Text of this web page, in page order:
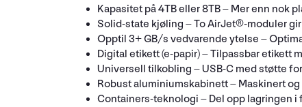
Kapasitet på 4TB eller 8TB – Mer enn nok
Solid-state kjøling – To AirJet®-moduler
Opptil 3+ GB/s vedvarende ytelse –
Digital etikett (e-papir) – Tilpassbar etikett
Universell tilkobling – USB-C med støtte
Robust aluminiumskabinett – Maskinert
Containers-teknologi – Del opp lagringen